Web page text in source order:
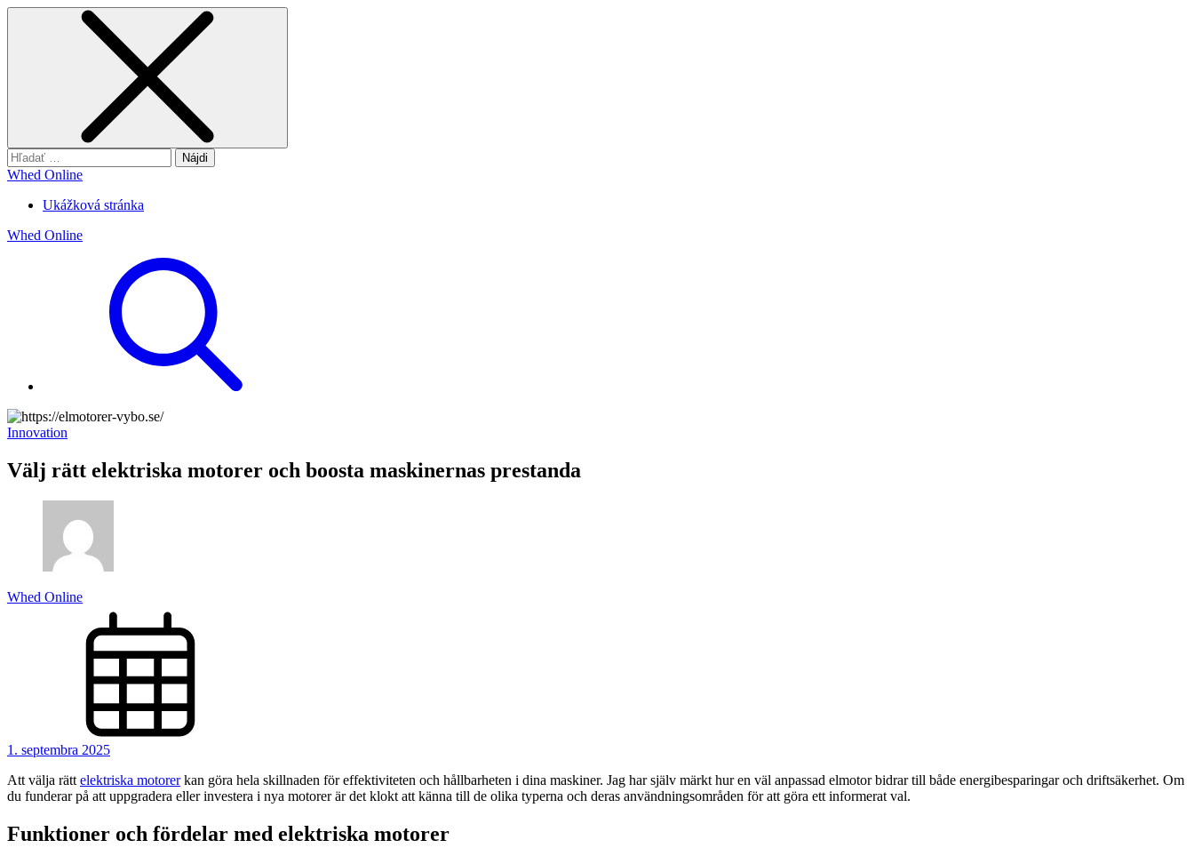
Hľadať:
Whed Online
Ukážková stránka
Whed Online
Innovation
Välj rätt elektriska motorer och boosta maskinernas prestanda
Whed Online
1. septembra 2025
Att välja rätt elektriska motorerkan göra hela skillnaden för effektiviteten och hållbarheten i dina maskiner. Jag har själv märkt hur en väl anpassad elmotor bidrar till både energibesparingar och driftsäkerhet. Om
du funderar på att uppgradera eller investera i nya motorer är det klokt att känna till de olika typerna och deras användningsområden för att göra ett informerat val.
Funktioner och fördelar med elektriska motorer